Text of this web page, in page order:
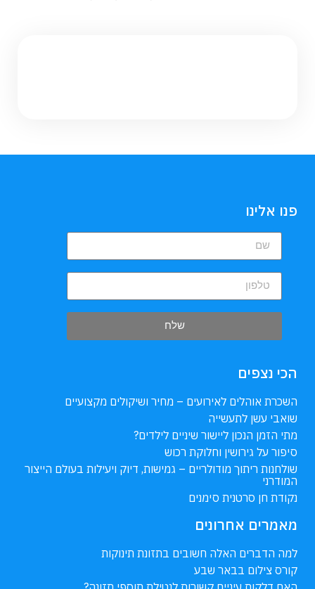
פנו אלינו
שלח
הכי נצפים
השכרת אוהלים לאירועים – מחיר ושיקולים מקצועיים
שואבי עשן לתעשייה
מתי הזמן הנכון ליישור שיניים לילדים?
סיפור על גירושין וחלוקת רכוש
שולחנות ריתוך מודולריים – גמישות, דיוק ויעילות בעולם הייצור
המודרני
נקודת חן סרטנית סימנים
מאמרים אחרונים
למה הדברים האלה חשובים בתזונת תינוקות
קורס צילום בבאר שבע